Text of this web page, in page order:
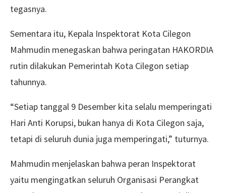
tegasnya.
Sementara itu, Kepala Inspektorat Kota Cilegon
Mahmudin menegaskan bahwa peringatan HAKORDIA
rutin dilakukan Pemerintah Kota Cilegon setiap
tahunnya.
“Setiap tanggal 9 Desember kita selalu memperingati
Hari Anti Korupsi, bukan hanya di Kota Cilegon saja,
tetapi di seluruh dunia juga memperingati,” tuturnya.
Mahmudin menjelaskan bahwa peran Inspektorat
yaitu mengingatkan seluruh Organisasi Perangkat